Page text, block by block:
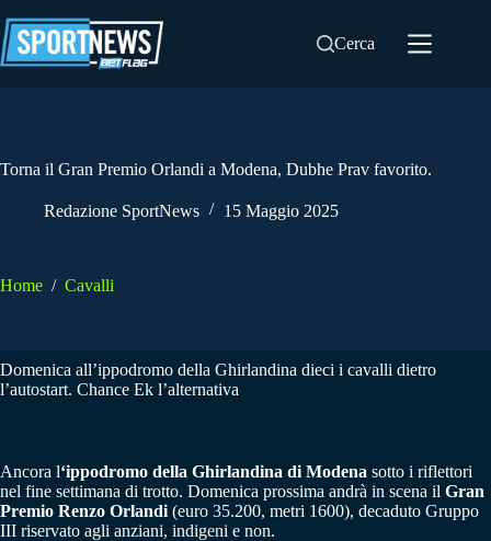
al
contenuto
Cerca
Torna il Gran Premio Orlandi a Modena, Dubhe Prav favorito.
Redazione SportNews 15 Maggio 2025
Home / Cavalli
Domenica all’ippodromo della Ghirlandina dieci i cavalli dietro
l’autostart. Chance Ek l’alternativa
Ancora l‘ippodromo della Ghirlandina di Modena sotto i riflettori
nel fine settimana di trotto. Domenica prossima andrà in scena il Gran
Premio Renzo Orlandi (euro 35.200, metri 1600), decaduto Gruppo
III riservato agli anziani, indigeni e non.